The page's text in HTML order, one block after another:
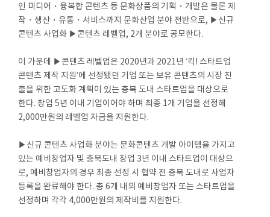
인 미디어・융복합 콘텐츠 등 문화상품의 기획・개발은 물론 제
작・생산・유통・서비스까지 문화산업 분야 전반으로, ▶신규
콘텐츠 사업화 ▶콘텐츠 레벨업, 2개 분야로 공모한다.
이 가운데 ▶콘텐츠 레벨업은 2020년과 2021년 ‘킥! 스타트업
콘텐츠 제작 지원’에 선정됐던 기업 또는 보유 콘텐츠의 시장 진
출을 위한 고도화 계획이 있는 충북 도내 스타트업을 대상으로
한다. 창업 5년 이내 기업이어야 하며 최종 1개 기업을 선정해
2,000만원의 레벨업 자금을 지원한다.
▶신규 콘텐츠 사업화 분야는 문화콘텐츠 개발 아이템을 가지고
있는 예비창업자 및 충북도내 창업 3년 이내 스타트업이 대상으
로, 예비창업자의 경우 최종 선정 시 협약 전 충북 도내로 사업자
등록을 완료해야 한다. 총 6개 내외 예비창업자 또는 스타트업을
선정하며 각각 4,000만원의 제작비를 지원한다.